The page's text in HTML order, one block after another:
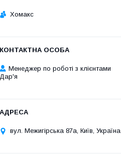
Хомакс
Менеджер по роботі з клієнтами
Дар'я
вул. Межигірська 87а, Київ, Україна